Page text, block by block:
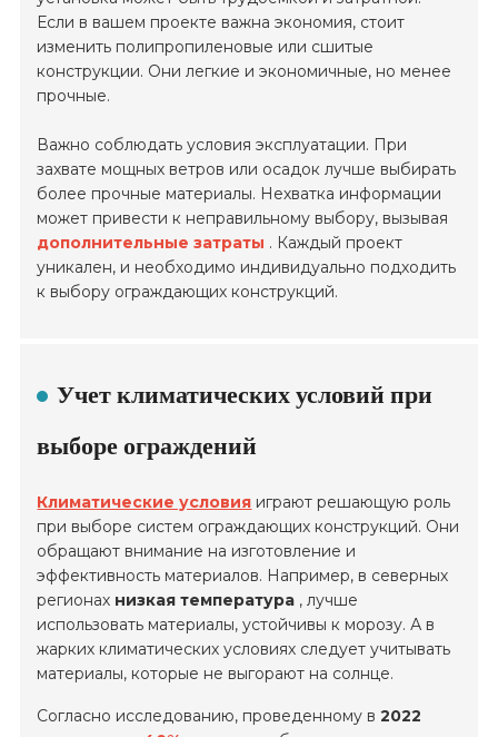
Если в вашем проекте важна экономия, стоит
изменить полипропиленовые или сшитые
конструкции. Они легкие и экономичные, но менее
прочные.
Важно соблюдать условия эксплуатации. При
захвате мощных ветров или осадок лучше выбирать
более прочные материалы. Нехватка информации
может привести к неправильному выбору, вызывая
дополнительные затраты . Каждый проект
уникален, и необходимо индивидуально подходить
к выбору ограждающих конструкций.
Учет климатических условий при
выборе ограждений
Климатические условия играют решающую роль
при выборе систем ограждающих конструкций. Они
обращают внимание на изготовление и
эффективность материалов. Например, в северных
регионах низкая температура , лучше
использовать материалы, устойчивы к морозу. А в
жарких климатических условиях следует учитывать
материалы, которые не выгорают на солнце.
Согласно исследованию, проведенному в2022